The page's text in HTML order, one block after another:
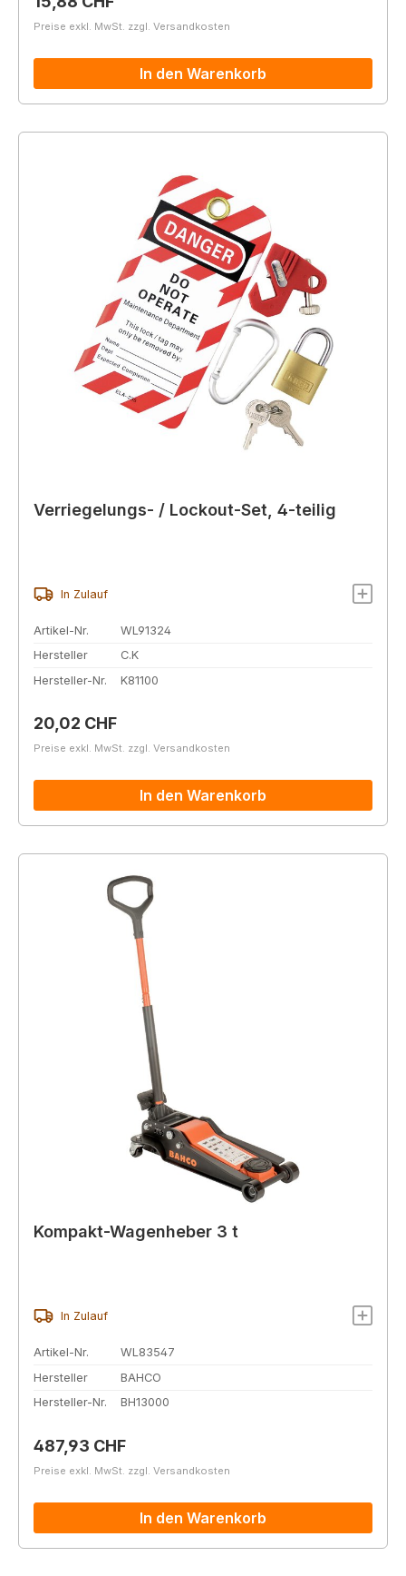
Preise exkl. MwSt. zzgl. Versandkosten
In den Warenkorb
Verriegelungs- / Lockout-Set, 4-teilig
In Zulauf
Artikel-Nr.
WL91324
Hersteller
C.K
Hersteller-Nr.
K81100
Regulärer Preis:
20,02 CHF
Preise exkl. MwSt. zzgl. Versandkosten
In den Warenkorb
Kompakt-Wagenheber 3 t
In Zulauf
Artikel-Nr.
WL83547
Hersteller
BAHCO
Hersteller-Nr.
BH13000
Regulärer Preis:
487,93 CHF
Preise exkl. MwSt. zzgl. Versandkosten
In den Warenkorb